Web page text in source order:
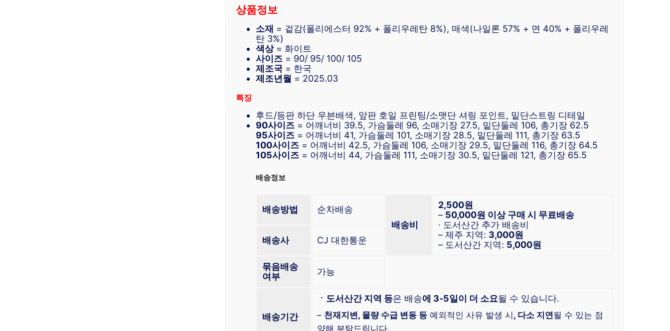
상품정보
소재 = 겉감(폴리에스터 92% + 폴리우레탄 8%), 매색(나일론 57% + 면 40% + 폴리우레
탄 3%)
색상= 화이트
사이즈 = 90/ 95/ 100/ 105
제조국 = 한국
제조년월 = 2025.03
특징
후드/등판 하단 우븐배색, 앞판 호일 프린팅/소맷단 셔링 포인트, 밑단스트링 디테일
90사이즈 = 어깨너비 39.5, 가슴둘레 96, 소매기장 27.5, 밑단둘레 106, 총기장 62.5
95사이즈 = 어깨너비 41, 가슴둘레 101, 소매기장 28.5, 밑단둘레 111, 총기장 63.5
100사이즈 = 어깨너비 42.5, 가슴둘레 106, 소매기장 29.5, 밑단둘레 116, 총기장 64.5
105사이즈 = 어깨너비 44, 가슴둘레 111, 소매기장 30.5, 밑단둘레 121, 총기장 65.5
배송정보
배송방법
순차배송
배송비
2,500원
– 50,000원 이상 구매 시 무료배송
· 도서산간 추가 배송비
– 제주 지역: 3,000원
– 도서산간 지역: 5,000원
배송사 CJ 대한통운
묶음배송
여부
가능
배송기간
ㆍ도서산간 지역 등은 배송에 3-5일이 더 소요될 수 있습니다.
– 천재지변, 물량 수급 변동 등 예외적인 사유 발생 시, 다소 지연될 수 있는 점
양해 부탁드립니다.